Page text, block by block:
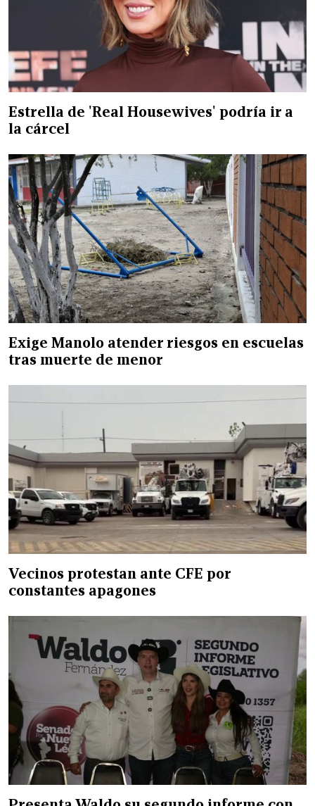
Estrella de 'Real Housewives' podría ir a
la cárcel
Exige Manolo atender riesgos en escuelas
tras muerte de menor
Vecinos protestan ante CFE por
constantes apagones